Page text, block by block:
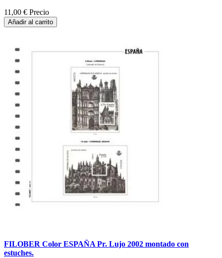
11,00 € Precio
Añadir al carrito
FILOBER Color ESPAÑA Pr. Lujo 2002 montado con
estuches.